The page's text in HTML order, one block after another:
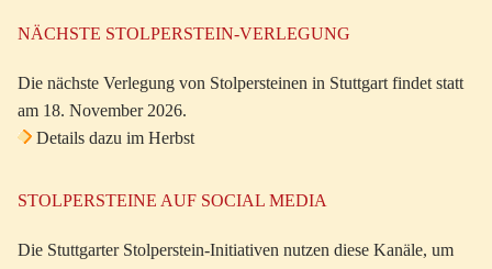
NÄCHSTE STOLPERSTEIN-VERLEGUNG
Die nächste Verlegung von Stolpersteinen in Stuttgart findet statt
am 18. November 2026.
Details dazu im Herbst
STOLPERSTEINE AUF SOCIAL MEDIA
Die Stuttgarter Stolperstein-Initiativen nutzen diese Kanäle, um